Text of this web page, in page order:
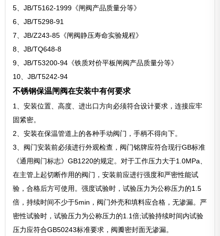
5、JB/T5162-1999《闸阀产品质量分等》
6、JB/T5298-91
7、JB/Z243-85《闸阀静压寿命实验规程》
8、JB/TQ648-8
9、JB/T53200-94《铁质对价平板闸阀产品质量分等》
10、JB/T5242-94
不锈钢保温闸阀在安装中有何要求
1、安装位置、高度、进出口方向必须符合设计要求，连接应牢
固紧密。
2、安装在保温管道上的各种手动阀门，手柄不得向下。
3、阀门安装前必须进行外观检查，阀门铭牌应符合现行GB标准
《通用阀门标志》GB1220的规定。对于工作压力大于1.0MPa、
在主管上起切断作用的阀门，安装前应进行强度和严密性能试
验，合格后方可使用。强度试验时，试验压力为公称压力的1.5
倍，持续时间不少于5min，阀门外壳和填料应合格，无渗漏。严
密性试验时，试验压力为公称压力的1.1倍;试验持续时间内试验
压力应符合GB50243标准要求，阀瓣密封面无渗漏。